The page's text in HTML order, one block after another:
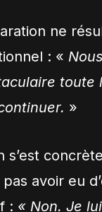
ne
: «
toute
»
avoir eu
: « Non. Je